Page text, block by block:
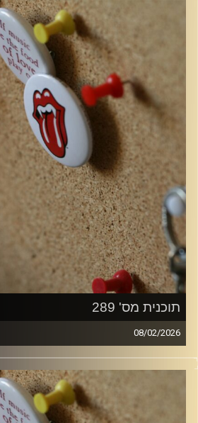
włodi
תוכנית מס' 289
08/02/2026
קלאסיקות רוק עם אורן הוף.
włodi